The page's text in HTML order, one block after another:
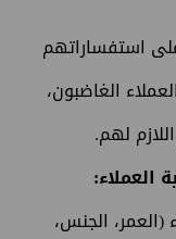
استفساراتهم
الغاضبون،
لهم.
العملاء:
(العمر، الجنس،